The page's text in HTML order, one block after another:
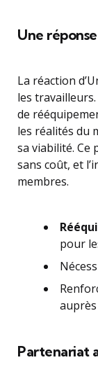
Une
La réaction
les
de
les réalités du
sa viabilité. Ce
sans coût, et
membres.
pour
Partenariat